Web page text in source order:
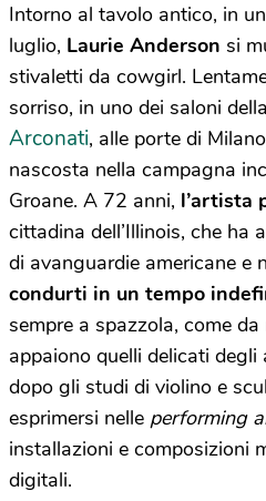
Intorno al tavolo antico, in
luglio, Laurie Anderson si
stivaletti da cowgirl.
sorriso, in uno dei saloni
Arconati, alle porte di
nascosta nella campagna
Groane. A 72 anni, l’artista
cittadina dell’Illinois, che ha
di avanguardie americane e
condurti in un tempo
sempre a spazzola, come
appaiono quelli delicati
dopo gli studi di violino e
esprimersi nelle performing
installazioni e composizioni
digitali.